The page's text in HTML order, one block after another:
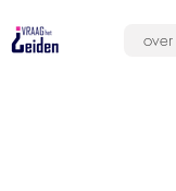
over